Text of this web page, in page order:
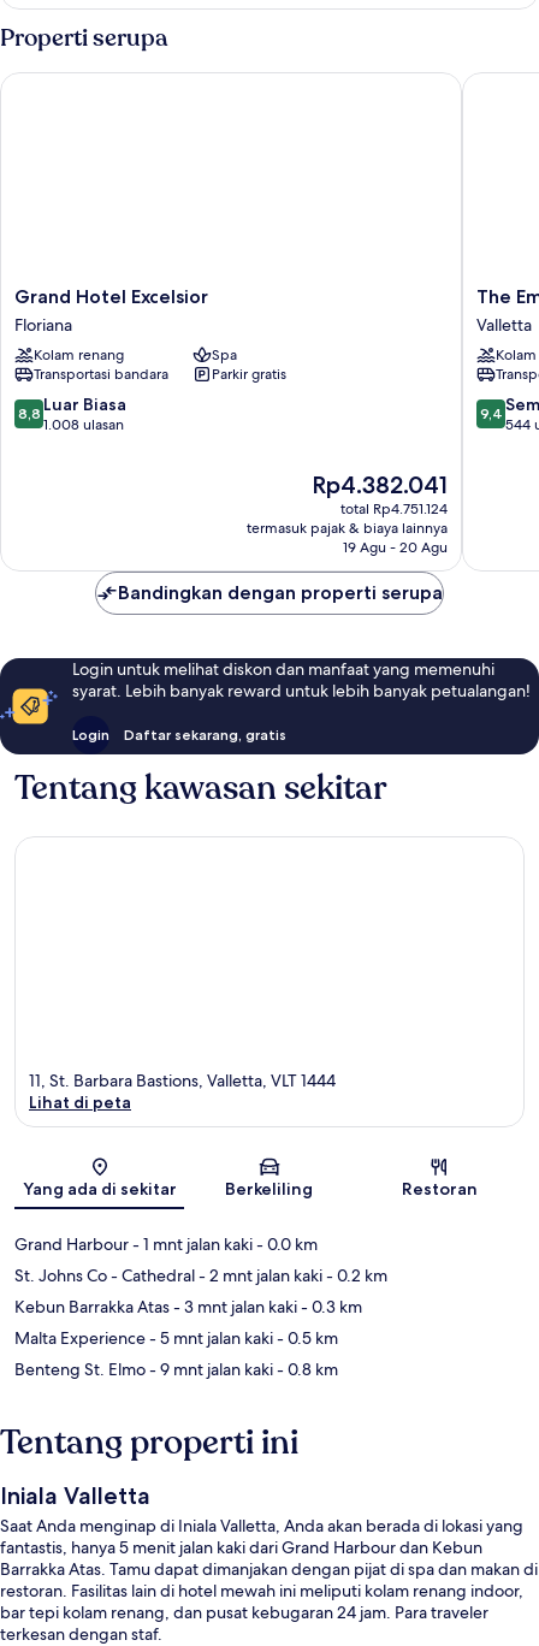
Suite
Properti serupa
Grand
Hotel
Excelsior
Floriana
Grand Hotel Excelsior
Floriana
Kolam renang
Spa
Transportasi bandara
Parkir gratis
8.8
dari
8,8 Luar Biasa
1.008 ulasan
Harga
sekarang
Rp4.382.041
Rp4.382.041
total Rp4.751.124
termasuk pajak & biaya lainnya
19 Agu - 20 Agu
Grand Hotel Excelsior
The
Valletta
Hotel
Valletta
The
Valletta
9.4
dari
9,4
544
The
Bandingkan dengan properti serupa
Login untuk melihat diskon dan manfaat yang memenuhi
syarat. Lebih banyak reward untuk lebih banyak petualangan!
Login Daftar sekarang, gratis
Tentang kawasan sekitar
Peta
11, St. Barbara Bastions, Valletta, VLT 1444
Lihat di peta
Yang ada di sekitar Berkeliling Restoran
Grand Harbour- 1 mnt jalan kaki- 0.0 km
St. Johns Co - Cathedral- 2 mnt jalan kaki- 0.2 km
Kebun Barrakka Atas- 3 mnt jalan kaki- 0.3 km
Malta Experience- 5 mnt jalan kaki- 0.5 km
Benteng St. Elmo- 9 mnt jalan kaki- 0.8 km
Tentang properti ini
Iniala Valletta
Saat Anda menginap di Iniala Valletta, Anda akan berada di lokasi yang
fantastis, hanya 5 menit jalan kaki dari Grand Harbour dan Kebun
Barrakka Atas. Tamu dapat dimanjakan dengan pijat di spa dan makan di
restoran. Fasilitas lain di hotel mewah ini meliputi kolam renang indoor,
bar tepi kolam renang, dan pusat kebugaran 24 jam. Para traveler
terkesan dengan staf.